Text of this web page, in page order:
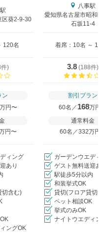
区葵2-9-30
八事駅
愛知県名古屋市昭和区
石坂11-4
120名 着席：10名 ～ 130
)
3.8 (188件)
ン
万円〜
円〜
割引プラン
60名／ 168万円
通常料金
60名／332万円〜
ィング
あり
切含む)
ングOK
ガーデンウエディ
ゲスト無料送迎あ
駅徒歩5分以内
和装挙式OK
貸切(フロア貸切含
ペット相談OK
挙式のみOK
ナイトウエディン